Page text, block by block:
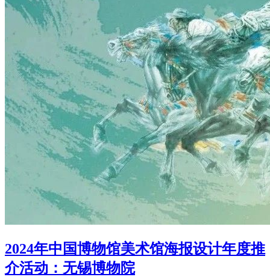
2024年中国博物馆美术馆海报设计年度推
介活动：无锡博物院